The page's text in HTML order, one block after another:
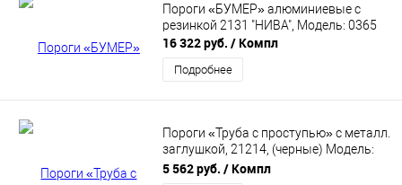
Пороги «БУМЕР» алюминиевые с
резинкой 2131 "НИВА", Модель: 0365
16 322 руб. / Компл
Подробнее
Пороги «Труба с проступью» с металл.
заглушкой, 21214, (черные) Модель:
0337
5 562 руб. / Компл